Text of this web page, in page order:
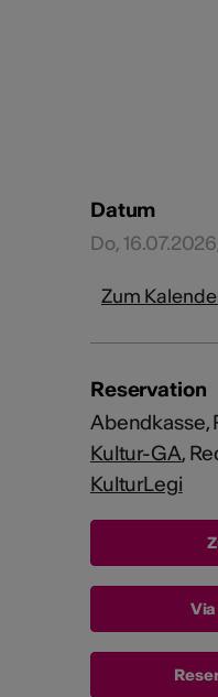
Datum
Do,
Zum
Reservation
Abendkasse,
Kultur-GA,
KulturLegi